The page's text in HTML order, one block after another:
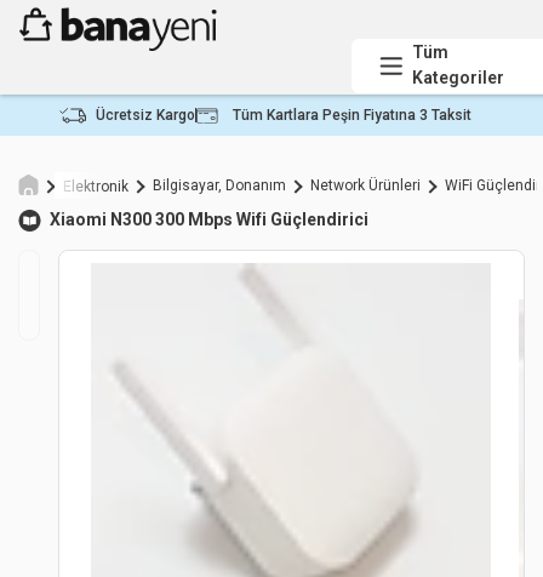
Tüm
Kategoriler
Ücretsiz Kargo Tüm Kartlara Peşin Fiyatına 3 Taksit
Elektronik Bilgisayar, Donanım Network Ürünleri WiFi
Xiaomi N300 300 Mbps Wifi Güçlendirici